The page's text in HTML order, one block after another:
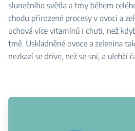
slunečního světla a tmy během
chodu přirozené procesy v ovoci a
uchová více vitamínů i chuti, než
tmě. Uskladněné ovoce a zelenina
nezkazí se dříve, než se sní, a ulehčí